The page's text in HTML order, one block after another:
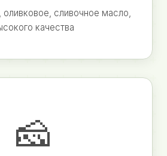
сливочное масло,
качества
🧀